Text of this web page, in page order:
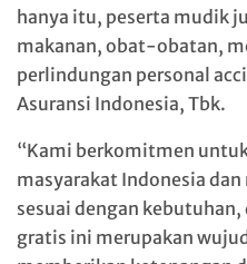
hanya itu, peserta mudik
makanan, obat-obatan,
perlindungan personal
Asuransi Indonesia, Tbk.
“Kami berkomitmen
masyarakat Indonesia
sesuai dengan kebutuhan,
gratis ini merupakan